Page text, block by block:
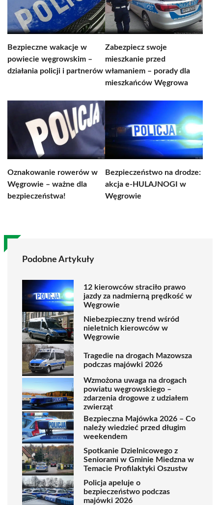
Bezpieczne wakacje w
powiecie węgrowskim –
działania policji i partnerów
Zabezpiecz swoje
mieszkanie przed
włamaniem – porady dla
mieszkańców Węgrowa
Oznakowanie rowerów w
Węgrowie – ważne dla
bezpieczeństwa!
Bezpieczeństwo na drodze:
akcja e-HULAJNOGI w
Węgrowie
Podobne Artykuły
12 kierowców straciło prawo
jazdy za nadmierną prędkość w
Węgrowie
Niebezpieczny trend wśród
nieletnich kierowców w
Węgrowie
Tragedie na drogach Mazowsza
podczas majówki 2026
Wzmożona uwaga na drogach
powiatu węgrowskiego –
zdarzenia drogowe z udziałem
zwierząt
Bezpieczna Majówka 2026 – Co
należy wiedzieć przed długim
weekendem
Spotkanie Dzielnicowego z
Seniorami w Gminie Miedzna w
Temacie Profilaktyki Oszustw
Policja apeluje o
bezpieczeństwo podczas
majówki 2026